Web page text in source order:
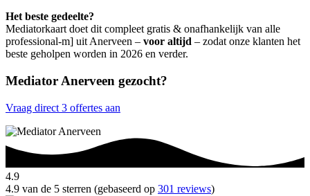
Het beste gedeelte?
Mediatorkaart doet dit compleet gratis & onafhankelijk van alle
professional-m] uit Anerveen – voor altijd – zodat onze klanten het
beste geholpen worden in 2026 en verder.
Mediator Anerveen gezocht?
Vraag direct 3 offertes aan
4.9
4.9 van de 5 sterren (gebaseerd op 301 reviews)